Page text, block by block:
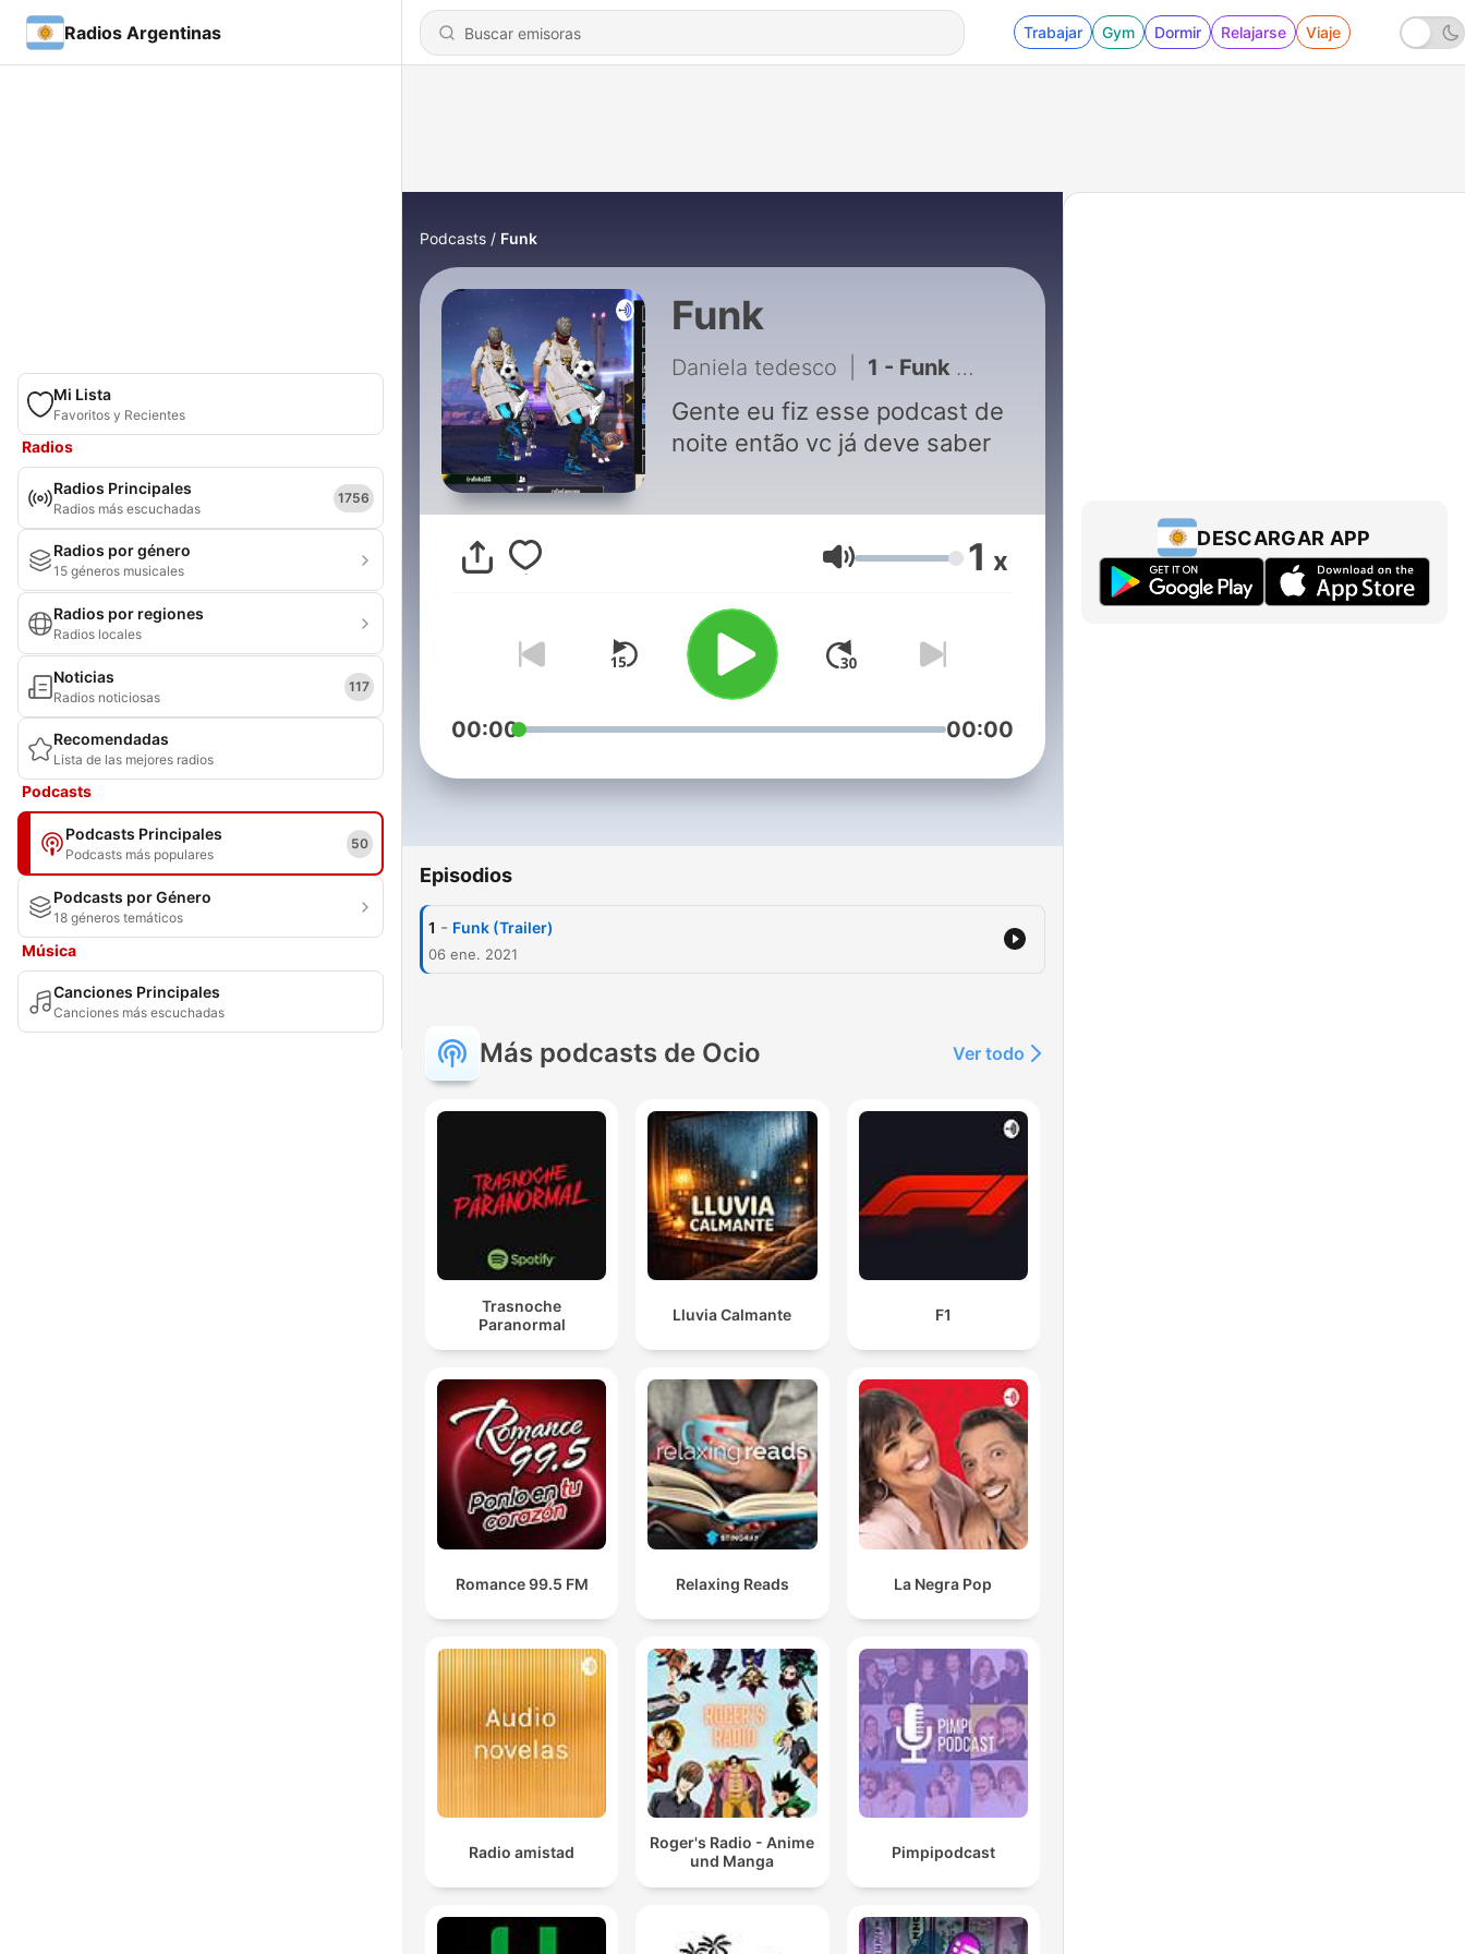
Radios Argentinas Trabajar Gym Dormir Relajarse Viaje
Mi Lista
Favoritos y Recientes
Radios
Radios Principales
Radios más escuchadas
1756
Radios por género
15 géneros musicales
Radios por regiones
Radios locales
Noticias
Radios noticiosas
117
Recomendadas
Lista de las mejores radios
Podcasts
Podcasts Principales
Podcasts más populares
50
Podcasts por Género
18 géneros temáticos
Música
Canciones Principales
Canciones más escuchadas
Podcasts Funk
Funk
Daniela tedesco 1 - Funk (Trailer)
Gente eu fiz esse podcast de
noite então vc já deve saber
Volumen 1 x
00:00 00:00
Episodios
1 - Funk (Trailer)
06 ene. 2021
Más podcasts de Ocio Ver todo
Trasnoche
Paranormal
Lluvia Calmante F1
Romance 99.5 FM Relaxing Reads La Negra Pop
Radio amistad
Roger's Radio - Anime
und Manga
Pimpipodcast
DESCARGAR APP